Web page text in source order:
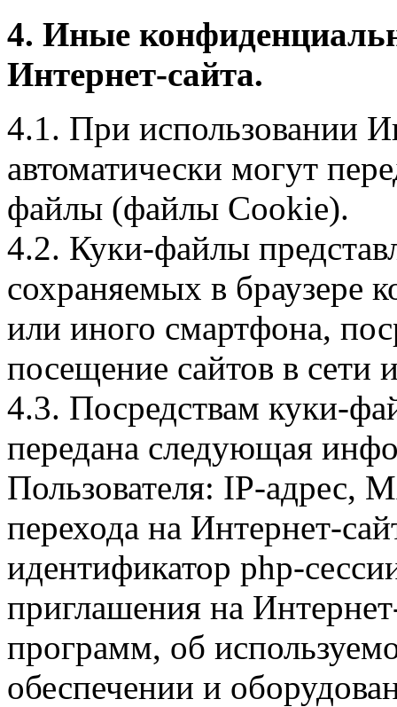
4. Иные
Интернет-сайта.
4.1. При использовании
автоматически могут
файлы (файлы Cookie).
4.2. Куки-файлы
сохраняемых в браузере
или иного смартфона,
посещение сайтов в сети
4.3. Посредствам куки-
передана следующая
Пользователя: IP-адрес,
перехода на Интернет-
идентификатор php-
приглашения на
программ, об
обеспечении и